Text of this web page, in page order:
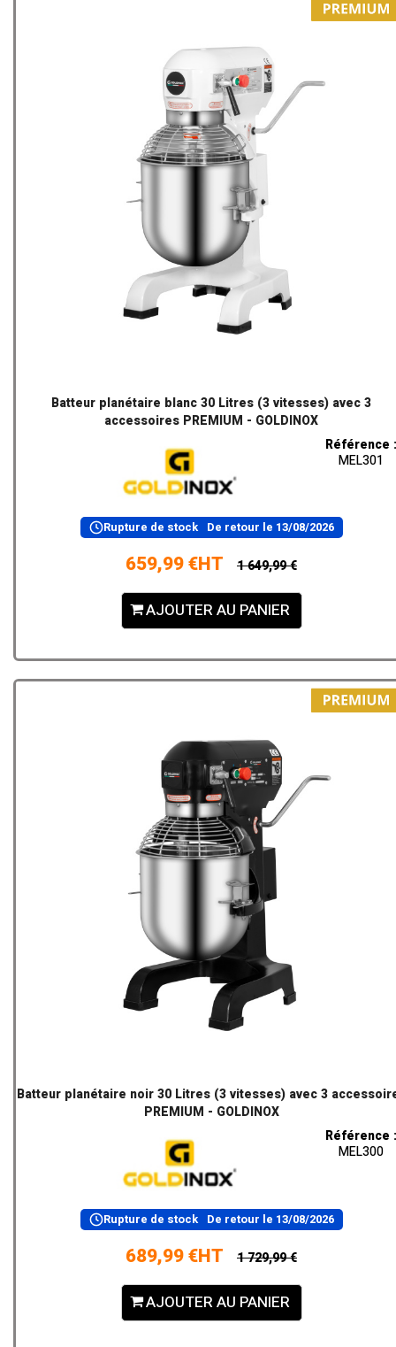
Batteur planétaire blanc 30 Litres (3 vitesses) avec 3
accessoires PREMIUM - GOLDINOX
Référence :
MEL301
Rupture de stock De retour le 13/08/2026
659,99 €HT 1 649,99 €
AJOUTER AU PANIER
Batteur planétaire noir 30 Litres (3 vitesses) avec 3
PREMIUM - GOLDINOX
Référence :
MEL300
Rupture de stock De retour le 13/08/2026
689,99 €HT 1 729,99 €
AJOUTER AU PANIER